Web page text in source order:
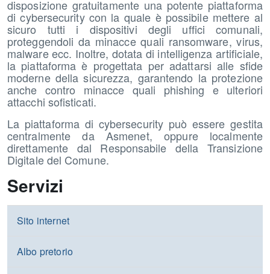
disposizione gratuitamente una potente piattaforma
di cybersecurity con la quale è possibile mettere al
sicuro tutti i dispositivi degli uffici comunali,
proteggendoli da minacce quali ransomware, virus,
malware ecc. Inoltre, dotata di intelligenza artificiale,
la piattaforma è progettata per adattarsi alle sfide
moderne della sicurezza, garantendo la protezione
anche contro minacce quali phishing e ulteriori
attacchi sofisticati.
La piattaforma di cybersecurity può essere gestita
centralmente da Asmenet, oppure localmente
direttamente dal Responsabile della Transizione
Digitale del Comune.
Servizi
Sito internet
Albo pretorio